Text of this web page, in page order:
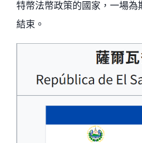
特幣法幣政策的國家，一場
結束。